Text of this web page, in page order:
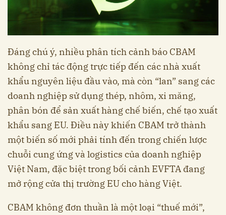
Đáng chú ý, nhiều phân tích cảnh báo CBAM
không chỉ tác động trực tiếp đến các nhà xuất
khẩu nguyên liệu đầu vào, mà còn “lan” sang các
doanh nghiệp sử dụng thép, nhôm, xi măng,
phân bón để sản xuất hàng chế biến, chế tạo xuất
khẩu sang EU. Điều này khiến CBAM trở thành
một biến số mới phải tính đến trong chiến lược
chuỗi cung ứng và logistics của doanh nghiệp
Việt Nam, đặc biệt trong bối cảnh EVFTA đang
mở rộng cửa thị trường EU cho hàng Việt.
CBAM không đơn thuần là một loại “thuế mới”,